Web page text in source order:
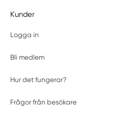
Kunder
Logga in
Bli medlem
Hur det fungerar?
Frågor från besökare